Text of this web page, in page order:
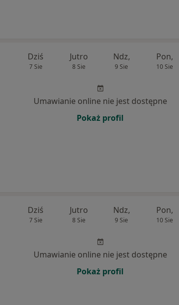
Dziś
7 Sie
Jutro
8 Sie
Ndz,
9 Sie
Pon,
10 Sie
Umawianie online nie jest dostępne
Pokaż profil
Dziś
7 Sie
Jutro
8 Sie
Ndz,
9 Sie
Pon,
10 Sie
Umawianie online nie jest dostępne
Pokaż profil